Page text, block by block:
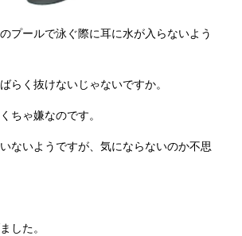
プールで泳ぐ際に耳に水が入らないよう
らく抜けないじゃないですか。
ちゃ嫌なのです。
ないようですが、気にならないのか不思
した。